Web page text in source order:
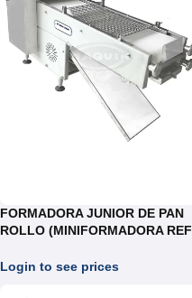
FORMADORA JUNIOR DE PAN
ROLLO (MINIFORMADORA REF
Login to see prices